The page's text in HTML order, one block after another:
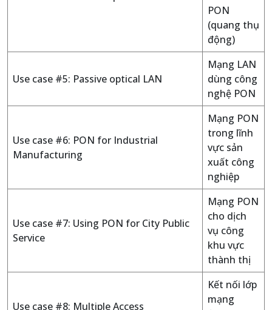
PON
(quang thụ
động)
Use case #5: Passive optical LAN
Mạng LAN
dùng công
nghệ PON
Use case #6: PON for Industrial
Manufacturing
Mạng PON
trong lĩnh
vực sản
xuất công
nghiệp
Use case #7: Using PON for City Public
Service
Mạng PON
cho dịch
vụ công
khu vực
thành thị
Use case #8: Multiple Access
Kết nối lớp
mạng